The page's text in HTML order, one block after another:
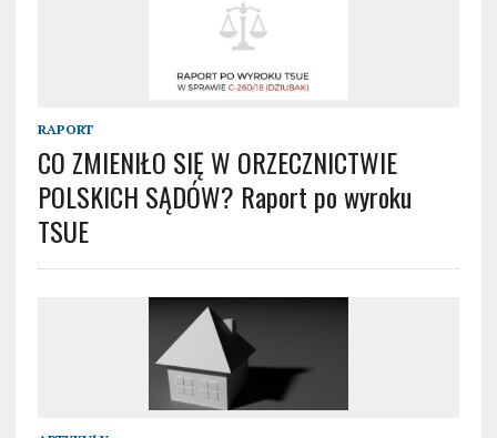
RAPORT
CO ZMIENIŁO SIĘ W ORZECZNICTWIE
POLSKICH SĄDÓW? Raport po wyroku
TSUE